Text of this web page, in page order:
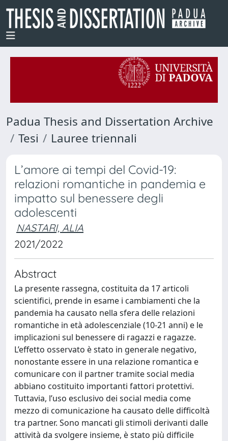
Padua Thesis and Dissertation Archive
Tesi
Lauree triennali
L’amore ai tempi del Covid-19:
relazioni romantiche in pandemia e
impatto sul benessere degli
adolescenti
NASTARI, ALIA
2021/2022
Abstract
La presente rassegna, costituita da 17 articoli
scientifici, prende in esame i cambiamenti che la
pandemia ha causato nella sfera delle relazioni
romantiche in età adolescenziale (10-21 anni) e le
implicazioni sul benessere di ragazzi e ragazze.
L’effetto osservato è stato in generale negativo,
nonostante essere in una relazione romantica e
comunicare con il partner tramite social media
abbiano costituito importanti fattori protettivi.
Tuttavia, l’uso esclusivo dei social media come
mezzo di comunicazione ha causato delle difficoltà
tra partner. Sono mancati gli stimoli derivanti dalle
attività da svolgere insieme, è stato più difficile